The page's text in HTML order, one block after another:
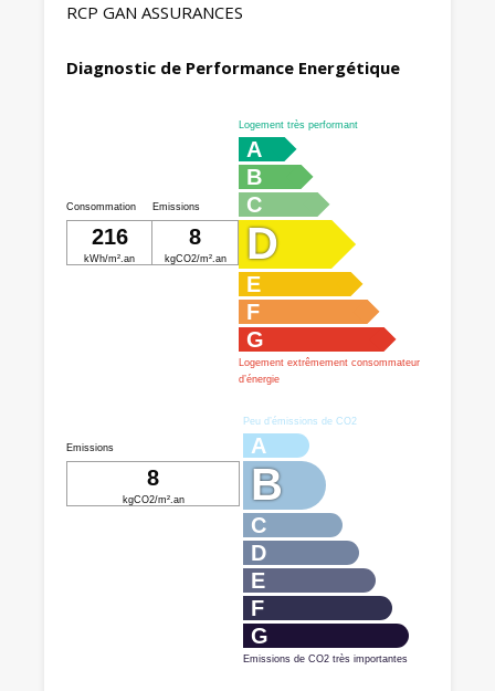
RCP GAN ASSURANCES
Diagnostic de Performance Energétique
Consommation
216
kWh/m².an
Emissions
8
kgCO2/m².an
Logement très performant
A
B
C
D
E
F
G
Logement extrêmement consommateur
d’énergie
Emissions
8
kgCO2/m².an
Peu d’émissions de CO2
A
B
C
D
E
F
G
Emissions de CO2 très importantes